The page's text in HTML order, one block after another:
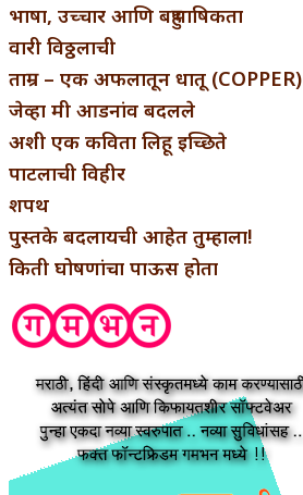
भाषा, उच्चार आणि बहुभाषिकता
वारी विठ्ठलाची
ताम्र – एक अफलातून धातू (COPPER)
जेव्हा मी आडनांव बदलले
अशी एक कविता लिहू इच्छिते
पाटलाची विहीर
शपथ
पुस्तके बदलायची आहेत तुम्हाला!
किती घोषणांचा पाऊस होता